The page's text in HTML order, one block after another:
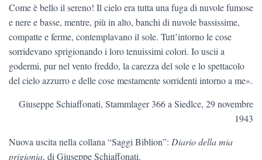
E
Come è bello il sereno! Il cielo era tutta una fuga di nuvole fumose
e nere e basse, mentre, più in alto, banchi di nuvole bassissime,
compatte e ferme, contemplavano il sole. Tutt’intorno le cose
sorridevano sprigionando i loro tenuissimi colori. Io uscii a
godermi, pur nel vento freddo, la carezza del sole e lo spettacolo
del cielo azzurro e delle cose mestamente sorridenti intorno a me».
Giuseppe Schiaffonati, Stammlager 366 a Siedlce, 29 novembre
1943
Nuova uscita nella collana “Saggi Biblion”: Diario della mia
prigionia, di Giuseppe Schiaffonati.